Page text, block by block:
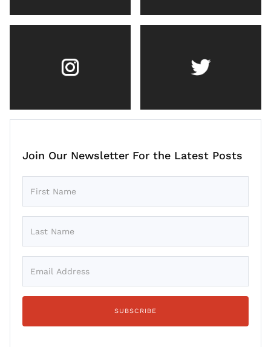
Join Our Newsletter For the Latest Posts